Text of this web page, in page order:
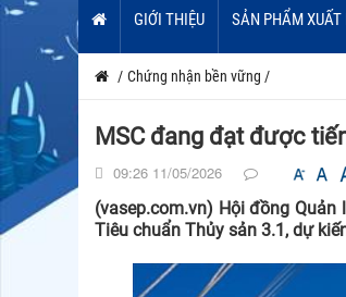
GIỚI THIỆU SẢN PHẨM XUẤT
/ Chứng nhận bền vững /
MSC đang đạt được
09:26 11/05/2026
(vasep.com.vn) Hội đồng
Tiêu chuẩn Thủy sản 3.1, dự